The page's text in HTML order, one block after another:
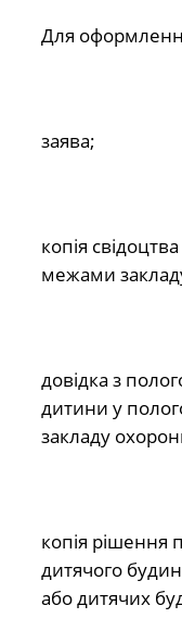
Для
заява;
копія
межами
довідка з
дитини у
закладу
копія рішення
дитячого
або дитячих